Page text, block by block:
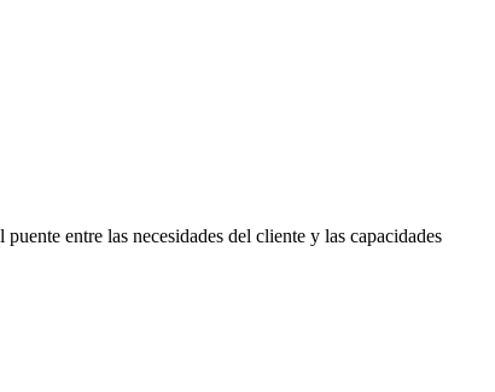
entre las necesidades del cliente y las capacidades